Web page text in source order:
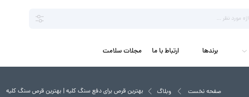
برندها ارتباط با ما مجلات سلامت
صفحه نخست وبلاگ بهترین قرص برای دفع سنگ کلیه | بهترین قرص سنگ کلیه